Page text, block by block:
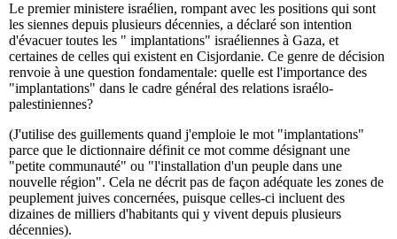
Le premier ministere israélien, rompant avec les positions qui sont
les siennes depuis plusieurs décennies, a déclaré son intention
d'évacuer toutes les " implantations" israéliennes à Gaza, et
certaines de celles qui existent en Cisjordanie. Ce genre de décision
renvoie à une question fondamentale: quelle est l'importance des
"implantations" dans le cadre général des relations israélo-
palestiniennes?
(J'utilise des guillements quand j'emploie le mot "implantations"
parce que le dictionnaire définit ce mot comme désignant une
"petite communauté" ou "l'installation d'un peuple dans une
nouvelle région". Cela ne décrit pas de façon adéquate les zones de
peuplement juives concernées, puisque celles-ci incluent des
dizaines de milliers d'habitants qui y vivent depuis plusieurs
décennies).